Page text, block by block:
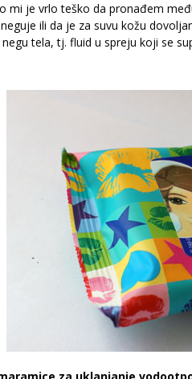
mi je vrlo teško da pronađem
ili da je za suvu kožu
tela, tj. fluid u spreju koji se